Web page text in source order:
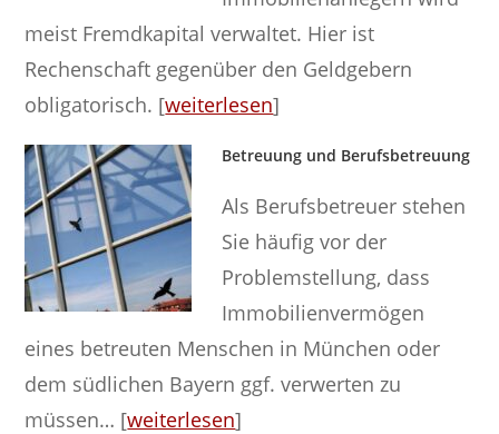
meist Fremdkapital verwaltet. Hier ist
Rechenschaft gegenüber den Geldgebern
obligatorisch. [weiterlesen]
Betreuung und Berufsbetreuung
Als Berufsbetreuer stehen
Sie häufig vor der
Problemstellung, dass
Immobilienvermögen
eines betreuten Menschen in München oder
dem südlichen Bayern ggf. verwerten zu
müssen… [weiterlesen]